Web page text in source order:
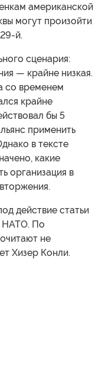
американской
могут произойти
й.
сценария:
— крайне низкая.
со временем
крайне
бы 5
применить
в тексте
какие
организация в
действие статьи
НАТО. По
не
Хизер Конли.